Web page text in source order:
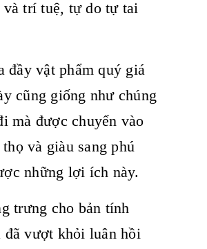
và trí tuệ, tự do tự tai
đầy vật phẩm quý giá
cũng giống như chúng
mà được chuyển vào
và giàu sang phú
những lợi ích này.
trưng cho bản tính
đã vượt khỏi luân hồi